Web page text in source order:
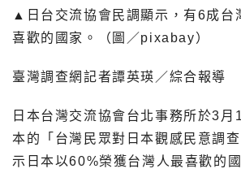
▲日台交流協會民調顯示，有6成台
喜歡的國家。（圖／pixabay）
臺灣調查網記者譚英瑛／綜合報導
日本台灣交流協會台北事務所於3月
本的「台灣民眾對日本觀感民意調
示日本以60%榮獲台灣人最喜歡的